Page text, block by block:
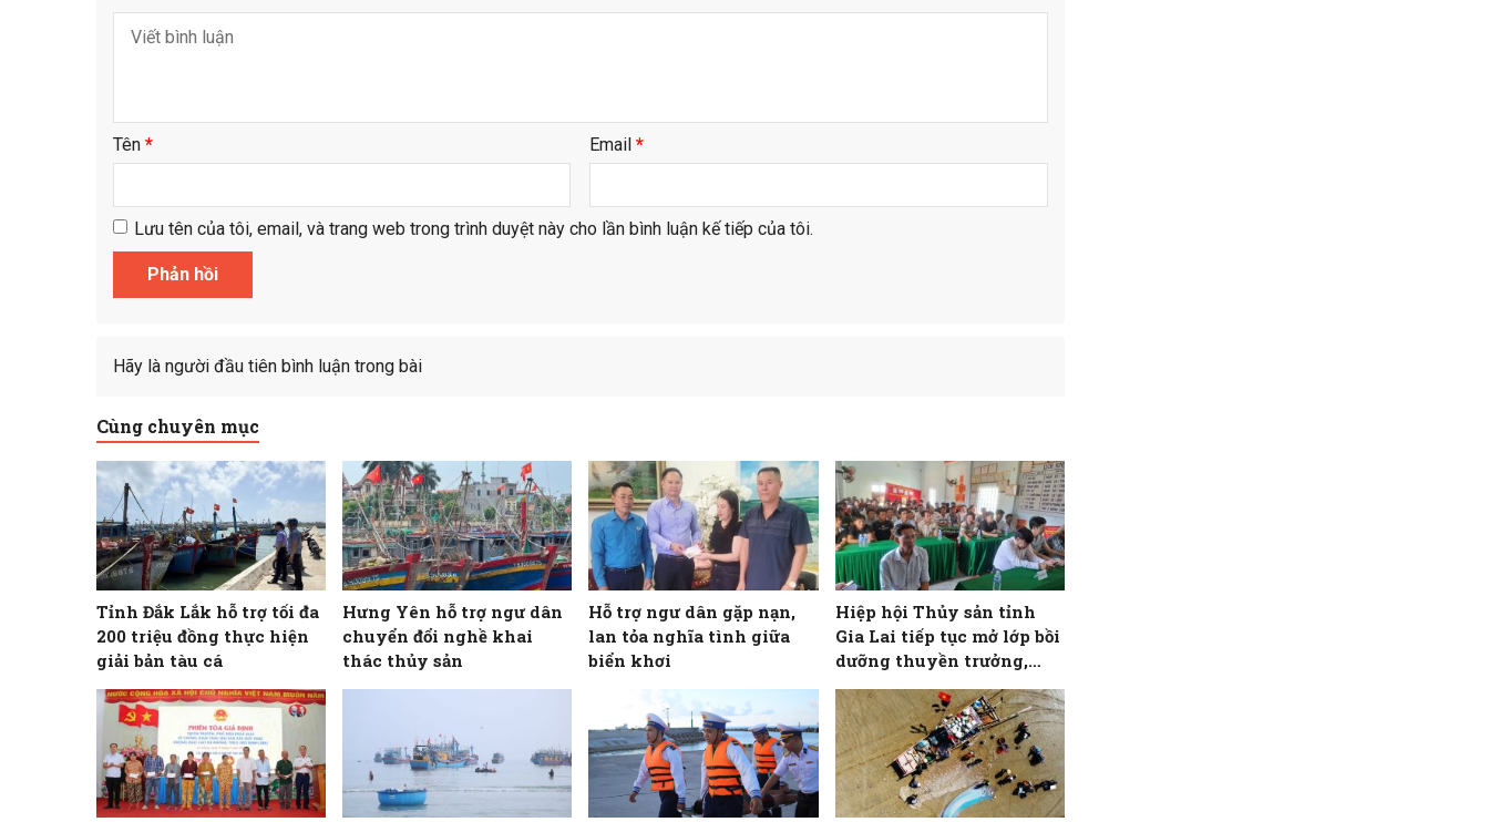
Tên * Email*
Lưu tên của tôi, email, và trang web trong trình duyệt này cho lần bình luận kế tiếp của tôi.
Hãy là người đầu tiên bình luận trong bài
Cùng chuyên mục
Tỉnh Đắk Lắk hỗ trợ tối đa
200 triệu đồng thực hiện
giải bản tàu cá
Hưng Yên hỗ trợ ngư dân
chuyển đổi nghề khai
thác thủy sản
Hỗ trợ ngư dân gặp nạn,
lan tỏa nghĩa tình giữa
biển khơi
Hiệp hội Thủy sản tỉnh
Gia Lai tiếp tục mở lớp bồi
dưỡng thuyền trưởng,
máy trưởng tàu cá hạng II
cho ngư dân